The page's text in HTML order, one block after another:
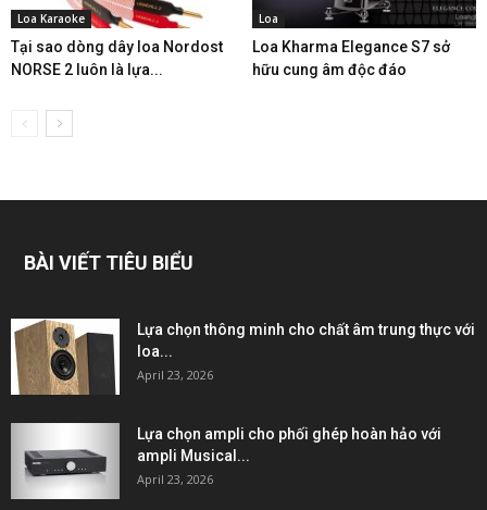
Loa Karaoke
Tại sao dòng dây loa Nordost
NORSE 2 luôn là lựa...
Loa
Loa Kharma Elegance S7 sở
hữu cung âm độc đáo
BÀI VIẾT TIÊU BIỂU
Lựa chọn thông minh cho chất âm trung thực với
loa...
April 23, 2026
Lựa chọn ampli cho phối ghép hoàn hảo với
ampli Musical...
April 23, 2026